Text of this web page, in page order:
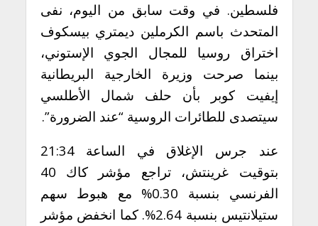
فلسطين. في وقت سابق من اليوم، نفى
المتحدث باسم الكرملين ديمتري بيسكوف
اختراق روسيا للمجال الجوي الإستوني،
بينما صرحت وزيرة الخارجية البريطانية
إيفيت كوبر بأن حلف شمال الأطلسي
سيتصدى للطائرات الروسية “عند الضرورة”.
عند جرس الإغلاق في الساعة 21:34
بتوقيت غرينتش، تراجع مؤشر كاك 40
الفرنسي بنسبة 0.30% مع هبوط سهم
ستيلانتيس بنسبة 2.64%. كما انخفض مؤشر